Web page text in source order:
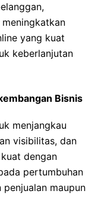
meningkatkan
yang kuat
keberlanjutan
Bisnis
menjangkau
visibilitas, dan
dengan
pertumbuhan
maupun